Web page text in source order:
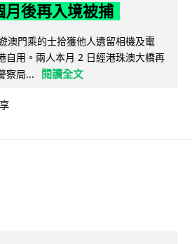
月後再入境被捕
澳門乘的士拾獲他人遺留相機及電
自用。兩人本月 2 日經港珠澳大橋再
察局...
閱讀全文